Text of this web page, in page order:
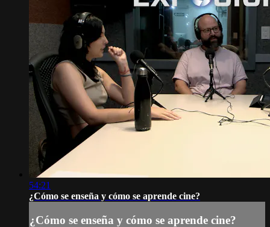
54:21
¿Cómo se enseña y cómo se aprende cine?
¿Cómo se enseña y cómo se aprende cine?